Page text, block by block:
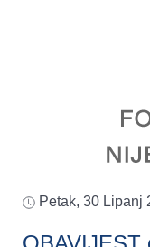
Petak, 30 Lipanj